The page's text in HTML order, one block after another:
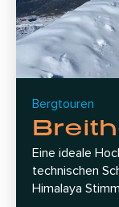
Bergtouren
Eine ideale
technischen
Himalaya